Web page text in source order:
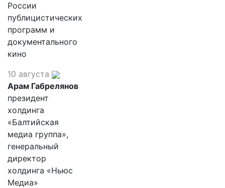
России
публицистических
программ и
документального
кино
10 августа
Арам Габрелянов
президент
холдинга
«Балтийская
медиа группа»,
генеральный
директор
холдинга «Ньюс
Медиа»